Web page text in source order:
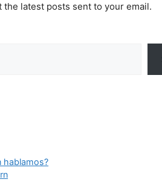
the latest posts sent to your email.
hablamos?